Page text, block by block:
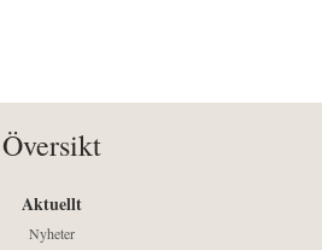
Översikt
Aktuellt
Nyheter